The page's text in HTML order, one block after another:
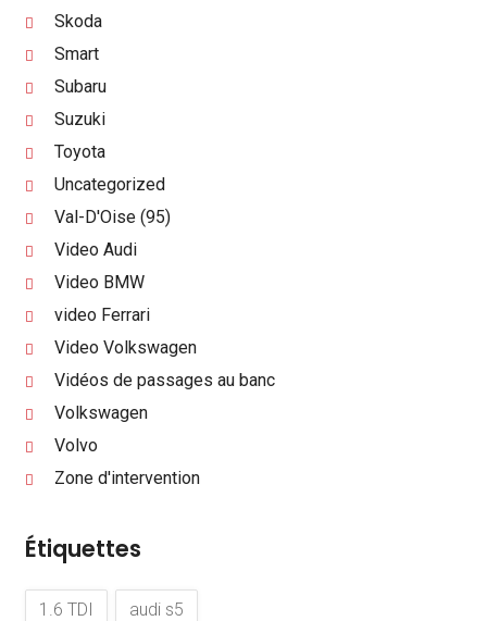
Skoda
Smart
Subaru
Suzuki
Toyota
Uncategorized
Val-D'Oise (95)
Video Audi
Video BMW
video Ferrari
Video Volkswagen
Vidéos de passages au banc
Volkswagen
Volvo
Zone d'intervention
Étiquettes
1.6 TDI audi s5